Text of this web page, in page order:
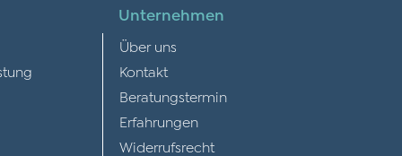
Unternehmen
Über uns
Kontakt
Beratungstermin
Erfahrungen
Widerrufsrecht